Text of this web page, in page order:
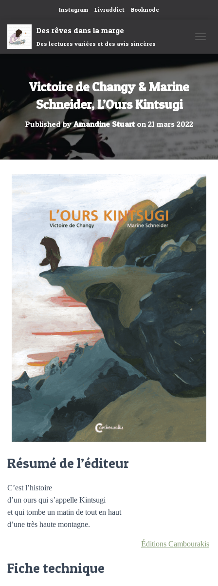
Instagram Livraddict Booknode
Des rêves dans la marge
Des lectures variées et des avis sincères
Victoire de Changy & Marine
Schneider, L’Ours Kintsugi
Published byAmandine Stuarton 21 mars 2022
Résumé de l’éditeur
C’est l’histoire
d’un ours qui s’appelle Kintsugi
et qui tombe un matin de tout en haut
d’une très haute montagne.
Éditions Cambourakis
Fiche technique